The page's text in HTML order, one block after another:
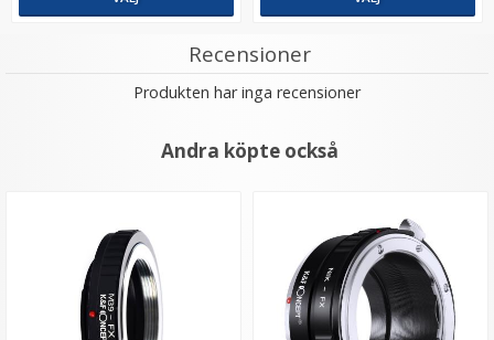
Recensioner
Produkten har inga recensioner
Andra köpte också